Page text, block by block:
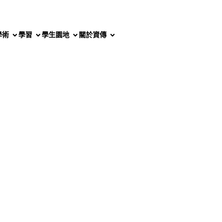
術 學習 學生園地 關於資傳